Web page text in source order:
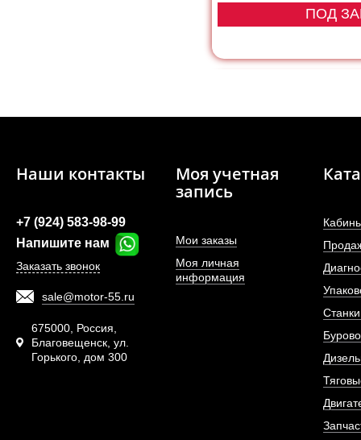
ПОД
Фильтр топливный
двигателя
АРТИКУЛ:
ПОД
Наши контакты
+7 (924) 583-98-99
Напишите нам
Заказать звонок
sale@motor-55.ru
675000, Россия,
Благовещенск, ул.
Горького, дом 300
Моя учетная
запись
Мои заказы
Моя личная
информация